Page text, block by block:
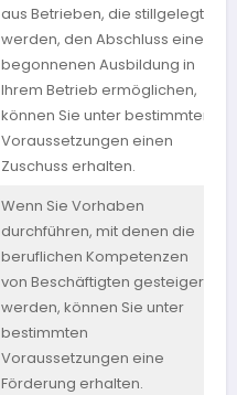
aus Betrieben, die stillgelegt
werden, den Abschluss einer
begonnenen Ausbildung in
Ihrem Betrieb ermöglichen,
können Sie unter bestimmten
Voraussetzungen einen
Zuschuss erhalten.
Wenn Sie Vorhaben
durchführen, mit denen die
beruflichen Kompetenzen
von Beschäftigten gesteigert
werden, können Sie unter
bestimmten
Voraussetzungen eine
Förderung erhalten.